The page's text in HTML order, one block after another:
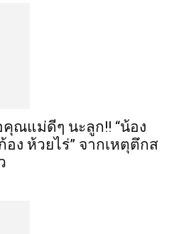
ณแม่ดีๆ นะลูก!! “น้อง
ง ห้วยไร่” จากเหตุตึกส